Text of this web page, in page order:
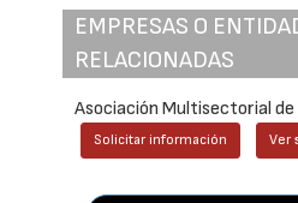
EMPRESAS O
RELACIONADAS
Asociación Multisectorial
Solicitar información Ver